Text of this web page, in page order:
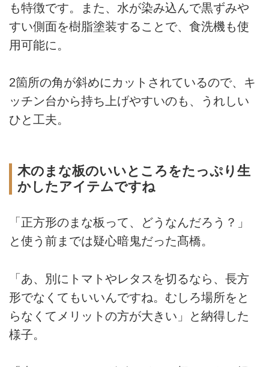
も特徴です。また、水が染み込んで黒ずみや
すい側面を樹脂塗装することで、食洗機も使
用可能に。
2箇所の角が斜めにカットされているので、キ
ッチン台から持ち上げやすいのも、うれしい
ひと工夫。
木のまな板のいいところをたっぷり生
かしたアイテムですね
「正方形のまな板って、どうなんだろう？」
と使う前までは疑心暗鬼だった髙橋。
「あ、別にトマトやレタスを切るなら、長方
形でなくてもいいんですね。むしろ場所をと
らなくてメリットの方が大きい」と納得した
様子。